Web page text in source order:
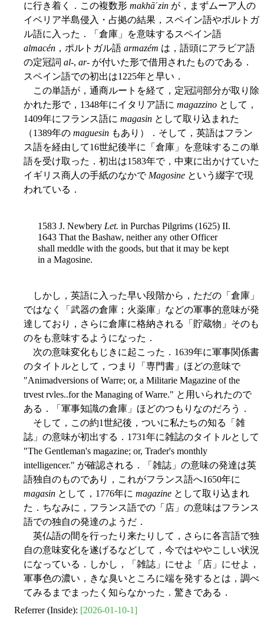
に行き着く．この複数形 makhāˊzin が，まずムーア人の
イベリア半島侵入・占拠の結果，スペイン語やポルトガ
ル語に入った．「倉庫」を意味するスペイン語
almacén ，ポルトガル語 armazém は，語頭にアラビア語
の定冠詞 al-, ar- が付いた形で借用されたものである．
スペイン語での初出は1225年と早い．
この単語が，通商ルートを経て，定冠詞部分が取り除
かれた形で，1348年にイタリア語に magazzino として，
1409年にフランス語に magasin として取り込まれた
（1389年の maguesin もあり）．そして，英語はフラン
ス語を経由して16世紀後半に「倉庫」を意味するこの単
語を受け取った．初出は1583年で，中東に出かけていた
イギリス商人の手紙のなかでMagosine という綴字で現
われている．
1583 J. Newbery Let. in Purchas Pilgrims (1625) II.
1643 That the Bashaw, neither any other Officer
shall meddle with the goods, but that it may be kept
in a Magosine.
しかし，英語に入った早い段階から，ただの「倉庫」
ではなく「武器の倉庫；火薬庫」などの軍事的意味が発
達しており，さらに倉庫に格納される「貯蔵物」そのも
のをも意味するようになった．
次の意味変化もじきに起こった．1639年に軍事関係書
のタイトルとして，つまり「専門書」ほどの意味で
"Animadversions of Warre; or, a Militarie Magazine of the
trvest rvles..for the Managing of Warre." と用いられたので
ある．「軍事知識の倉庫」ほどのつもりなのだろう．
そして，この約1世紀後，ついに私たちの知る「雑
誌」の意味が初出する．1731年に雑誌のタイトルとして
"The Gentleman's magazine; or, Trader's monthly
intelligencer." が確認される．「雑誌」の意味の発達は英
語独自のものであり，これがフランス語へ1650年に
magasin として，1776年に magazine として取り込まれ
た．ちなみに，フランス語での「店」の意味はフランス
語での独自の発達のようだ．
英仏語の間を行ったり来たりして，さらに各言語で独
自の意味変化を遂げるなどして，今ではややこしい状況
になっている．しかし，「雑誌」にせよ「店」にせよ，
軍事色の濃い，きな臭いところに端を発するとは，調べ
てみるまでまったく知らなかった．驚きである．
Referrer (Inside): [2026-01-10-1]